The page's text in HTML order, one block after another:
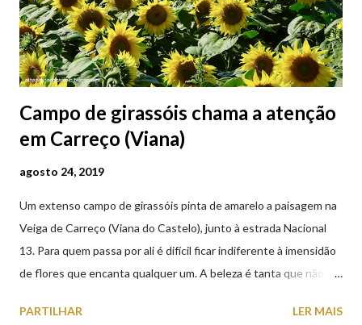
Campo de girassóis chama a atenção
em Carreço (Viana)
agosto 24, 2019
Um extenso campo de girassóis pinta de amarelo a paisagem na
Veiga de Carreço (Viana do Castelo), junto à estrada Nacional
13. Para quem passa por ali é difícil ficar indiferente à imensidão
de flores que encanta qualquer um. A beleza é tanta que não
aproveite a paisagem como cenário para tirar algumas
PARTILHAR LER MAIS